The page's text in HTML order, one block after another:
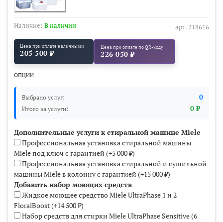
арт. 218616
Наличие: В наличии
Цена при оплате наличными
205 500 ₽
Цена при оплате по QR-коду
226 050 ₽
ОПЦИИ
Выбрано услуг: 0
Итого за услуги: 0 ₽
Дополнительные услуги к стиральной машине Miele
Профессиональная установка стиральной машины
Miele под ключ с гарантией (+5 000 ₽)
Профессиональная установка стиральной и сушильной
машины Miele в колонну с гарантией (+15 000 ₽)
Добавить набор моющих средств
Жидкое моющее средство Miele UltraPhase 1 и 2
FloralBoost(+14 500 ₽)
Набор средств для стирки Miele UltraPhase Sensitive (6